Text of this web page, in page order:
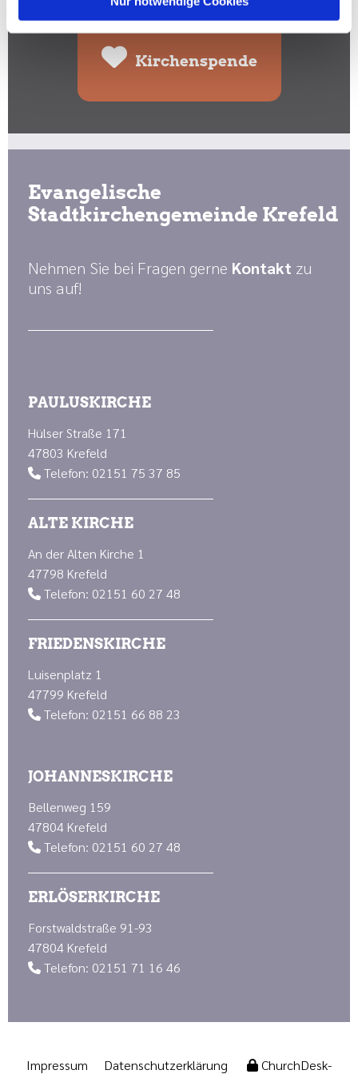
Kirchenspende
Evangelische
Stadtkirchengemeinde Krefeld
Nehmen Sie bei Fragen gerne Kontakt zu
uns auf!
PAULUSKIRCHE
Hülser Straße 171
47803 Krefeld
 Telefon: 02151 75 37 85
ALTE KIRCHE
An der Alten Kirche 1
47798 Krefeld
 Telefon: 02151 60 27 48
FRIEDENSKIRCHE
Luisenplatz 1
47799 Krefeld
 Telefon: 02151 66 88 23
JOHANNESKIRCHE
Bellenweg 159
47804 Krefeld
 Telefon: 02151 60 27 48
ERLÖSERKIRCHE
Forstwaldstraße 91-93
47804 Krefeld
 Telefon: 02151 71 16 46
Impressum Datenschutzerklärung ChurchDesk-